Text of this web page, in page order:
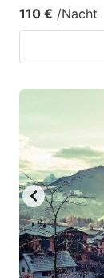
110 € /Nacht